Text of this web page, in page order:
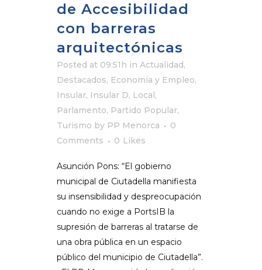
de Accesibilidad
con barreras
arquitectónicas
Posted at 09:51h in Actualidad,
Destacados, Economía y Empleo,
Insular, Insular D, Local,
Parlamento, Partido Popular,
Turismo by PP Menorca
0
Comments
0 Likes
Asunción Pons: “El gobierno
municipal de Ciutadella manifiesta
su insensibilidad y despreocupación
cuando no exige a PortsIB la
supresión de barreras al tratarse de
una obra pública en un espacio
público del municipio de Ciutadella”.